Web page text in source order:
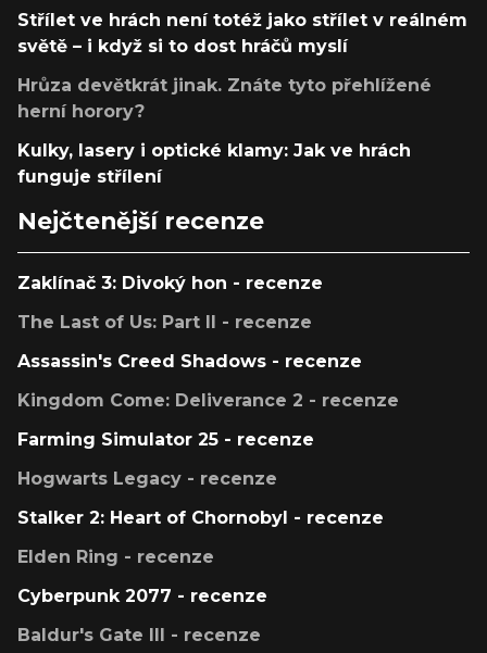
Střílet ve hrách není totéž jako střílet v reálném
světě – i když si to dost hráčů myslí
Hrůza devětkrát jinak. Znáte tyto přehlížené
herní horory?
Kulky, lasery i optické klamy: Jak ve hrách
funguje střílení
Nejčtenější recenze
Zaklínač 3: Divoký hon - recenze
The Last of Us: Part II - recenze
Assassin's Creed Shadows - recenze
Kingdom Come: Deliverance 2 - recenze
Farming Simulator 25 - recenze
Hogwarts Legacy - recenze
Stalker 2: Heart of Chornobyl - recenze
Elden Ring - recenze
Cyberpunk 2077 - recenze
Baldur's Gate III - recenze